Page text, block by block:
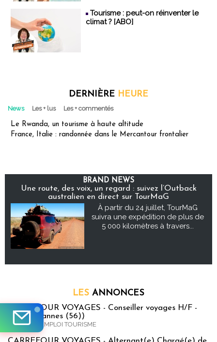
Tourisme : peut-on réinventer le
climat ? [ABO]
DERNIÈRE HEURE
News Les + lus Les + commentés
Le Rwanda, un tourisme à haute altitude
France, Italie : randonnée dans le Mercantour frontalier
BRAND NEWS
Une route, des voix, un regard : suivez l’Outback
australien en direct sur TourMaG
À partir du 24 juillet, TourMaG
suivra une expédition de plus de
5 000 kilomètres à travers...
LES ANNONCES
CARREFOUR VOYAGES - Conseiller voyages H/F -
CDD - (Vannes (56))
OFFRES D'EMPLOI TOURISME